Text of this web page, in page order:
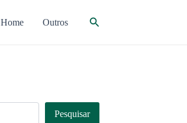
Home Outros Pesquisar
Pesquisar